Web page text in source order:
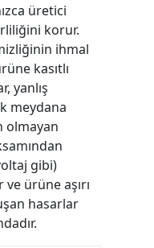
üretici
korur.
ihmal
kasıtlı
yanlış
meydana
olmayan
gibi)
ürüne aşırı
hasarlar